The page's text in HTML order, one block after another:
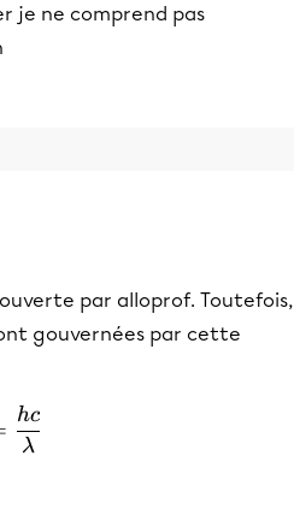
je ne comprend pas
par alloprof. Toutefois,
gouvernées par cette
E=\frac{hc}{\lambda}
λ
hc